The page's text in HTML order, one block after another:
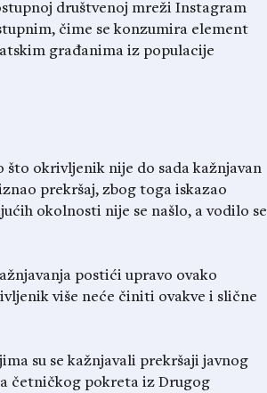
društvenoj mreži Instagram
čime se konzumira element
građanima iz populacije
okrivljenik nije do sada kažnjavan
prekršaj, zbog toga iskazao
okolnosti nije se našlo, a vodilo se
postići upravo ovako
više neće činiti ovakve i slične
su se kažnjavali prekršaji javnog
četničkog pokreta iz Drugog